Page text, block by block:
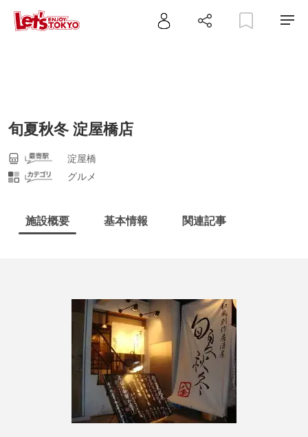
旬夏秋冬 淀屋橋店
淀屋橋
グルメ
施設概要 基本情報 関連記事